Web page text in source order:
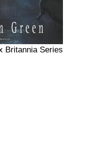
Britannia Series